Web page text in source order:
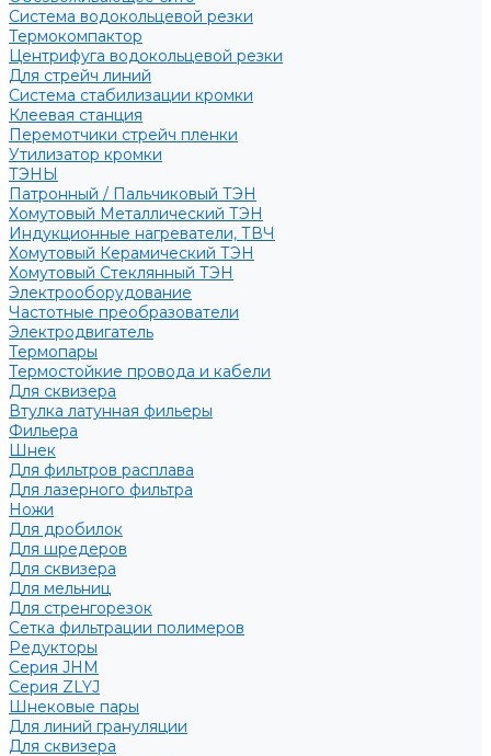
Система водокольцевой резки
Термокомпактор
Центрифуга водокольцевой резки
Для стрейч линий
Система стабилизации кромки
Клеевая станция
Перемотчики стрейч пленки
Утилизатор кромки
ТЭНЫ
Патронный / Пальчиковый ТЭН
Хомутовый Металлический ТЭН
Индукционные нагреватели, ТВЧ
Хомутовый Керамический ТЭН
Хомутовый Стеклянный ТЭН
Электрооборудование
Частотные преобразователи
Электродвигатель
Термопары
Термостойкие провода и кабели
Для сквизера
Втулка латунная фильеры
Фильера
Шнек
Для фильтров расплава
Для лазерного фильтра
Ножи
Для дробилок
Для шредеров
Для сквизера
Для мельниц
Для стренгорезок
Сетка фильтрации полимеров
Редукторы
Серия JHM
Серия ZLYJ
Шнековые пары
Для линий грануляции
Для сквизера